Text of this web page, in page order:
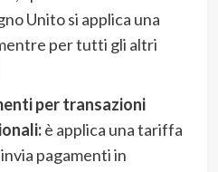
Unito si applica una
per tutti gli altri
per transazioni
è applica una tariffa
pagamenti in